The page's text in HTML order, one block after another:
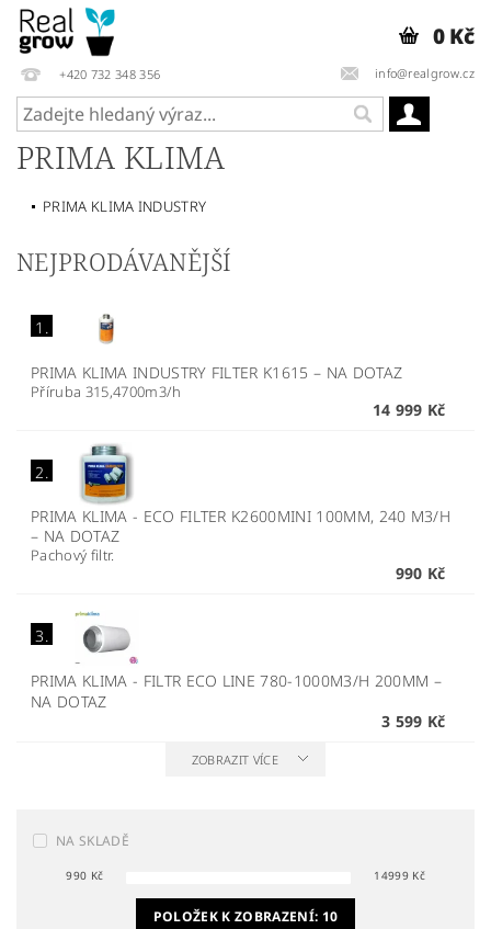
+420 732 348 356 info@realgrow.cz
0 Kč
PRIMA KLIMA
PRIMA KLIMA INDUSTRY
NEJPRODÁVANĚJŠÍ
1.
PRIMA KLIMA INDUSTRY FILTER K1615– NA DOTAZ
Příruba 315,4700m3/h
14 999 Kč
2.
PRIMA KLIMA - ECO FILTER K2600MINI 100MM, 240 M3/H
– NA DOTAZ
Pachový filtr.
990 Kč
3.
PRIMA KLIMA - FILTR ECO LINE 780-1000M3/H 200MM –
NA DOTAZ
3 599 Kč
ZOBRAZIT VÍCE
NA SKLADĚ
990 Kč 14999Kč
POLOŽEK K ZOBRAZENÍ: 10